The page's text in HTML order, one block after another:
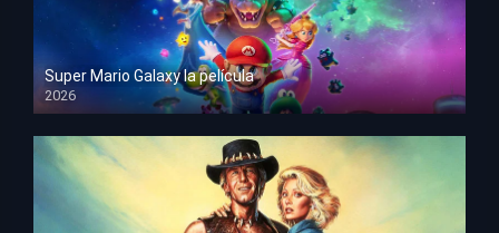
Super Mario Galaxy la película
2026
HD 1080p